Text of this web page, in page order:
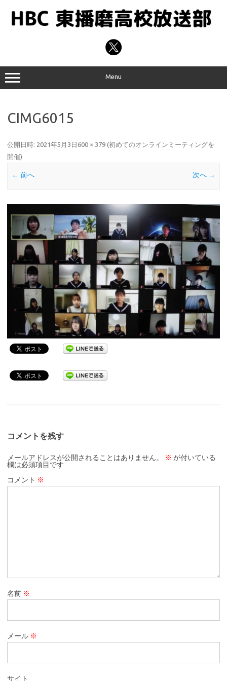
プ
Menu
CIMG6015
公開日時: 2021年5月3日 600 × 379 (初めてのオンラインミーティングを
開催)
← 前へ 次へ →
コメントを残す
メールアドレスが公開されることはありません。 ※ が付いている
欄は必須項目です
コメント ※
名前 ※
メール ※
サイト